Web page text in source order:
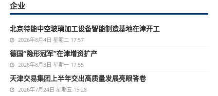
企业
北京特能中空玻璃加工设备智能制造基地在津开工
2026年8月4日 星期二 17:57
德国“隐形冠军”在津增资扩产
2026年8月3日 星期一 17:55
天津交易集团上半年交出高质量发展亮眼答卷
2026年7月24日 星期五 15:28